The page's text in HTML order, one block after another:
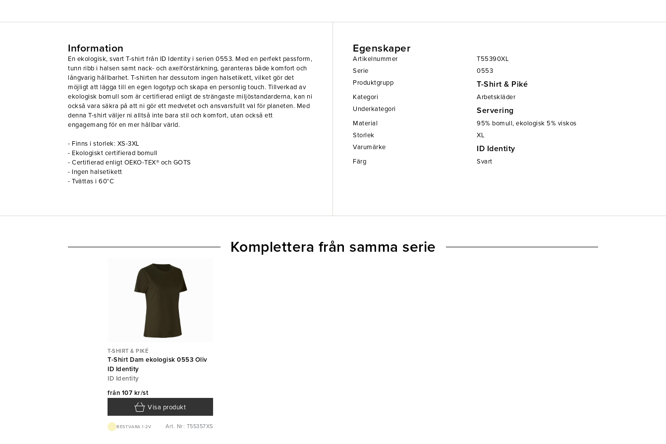
Information
En ekologisk, svart T-shirt från ID Identity i serien 0553. Med en perfekt passform,
tunn ribb i halsen samt nack- och axelförstärkning, garanteras både komfort och
långvarig hållbarhet. T-shirten har dessutom ingen halsetikett, vilket gör det
möjligt att lägga till en egen logotyp och skapa en personlig touch. Tillverkad av
ekologisk bomull som är certifierad enligt de strängaste miljöstandarderna, kan ni
också vara säkra på att ni gör ett medvetet och ansvarsfullt val för planeten. Med
denna T-shirt väljer ni alltså inte bara stil och komfort, utan också ett
engagemang för en mer hållbar värld.
- Finns i storlek: XS-3XL
- Ekologiskt certifierad bomull
- Certifierad enligt OEKO-TEX® och GOTS
- Ingen halsetikett
- Tvättas i 60°C
Egenskaper
Artikelnummer
T55390XL
Serie
0553
Produktgrupp
T-Shirt & Piké
Kategori
Arbetskläder
Underkategori
Servering
Material
95% bomull, ekologisk 5% viskos
Storlek
XL
Varumärke
ID Identity
Färg Svart
T-SHIRT & PIKÉ
T-Shirt Dam ekologisk 0553 Oliv
ID Identity
ID Identity
från 107 kr/st
Visa produkt
BEST.VARA 1-2V Art. Nr: T55357XS
Komplettera från samma serie